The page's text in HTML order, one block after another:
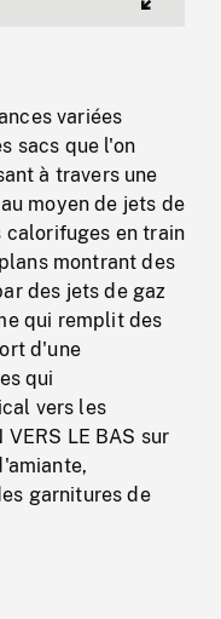
variées
sacs que l'on
à travers une
moyen de jets de
calorifuges en train
montrant des
des jets de gaz
qui remplit des
d'une
qui
vers les
LE BAS sur
garnitures de